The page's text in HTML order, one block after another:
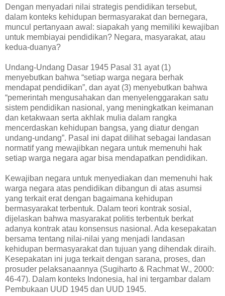
Dengan menyadari nilai strategis pendidikan tersebut,
dalam konteks kehidupan bermasyarakat dan bernegara,
muncul pertanyaan awal: siapakah yang memiliki kewajiban
untuk membiayai pendidikan? Negara, masyarakat, atau
kedua-duanya?
Undang-Undang Dasar 1945 Pasal 31 ayat (1)
menyebutkan bahwa “setiap warga negara berhak
mendapat pendidikan”, dan ayat (3) menyebutkan bahwa
“pemerintah mengusahakan dan menyelenggarakan satu
sistem pendidikan nasional, yang meningkatkan keimanan
dan ketakwaan serta akhlak mulia dalam rangka
mencerdaskan kehidupan bangsa, yang diatur dengan
undang-undang”. Pasal ini dapat dilihat sebagai landasan
normatif yang mewajibkan negara untuk memenuhi hak
setiap warga negara agar bisa mendapatkan pendidikan.
Kewajiban negara untuk menyediakan dan memenuhi hak
warga negara atas pendidikan dibangun di atas asumsi
yang terkait erat dengan bagaimana kehidupan
bermasyarakat terbentuk. Dalam teori kontrak sosial,
dijelaskan bahwa masyarakat politis terbentuk berkat
adanya kontrak atau konsensus nasional. Ada kesepakatan
bersama tentang nilai-nilai yang menjadi landasan
kehidupan bermasyarakat dan tujuan yang dihendak diraih.
Kesepakatan ini juga terkait dengan sarana, proses, dan
prosuder pelaksanaannya (Sugiharto & Rachmat W., 2000:
46-47). Dalam konteks Indonesia, hal ini tergambar dalam
Pembukaan UUD 1945 dan UUD 1945.